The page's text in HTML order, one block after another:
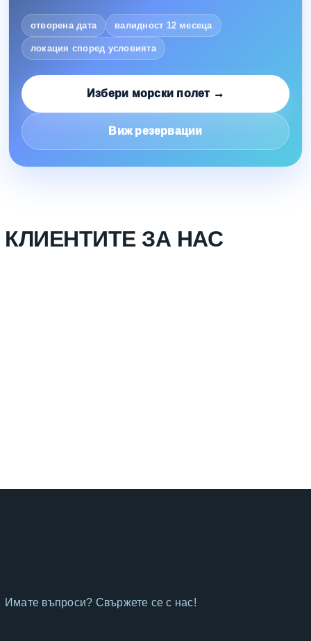
отворена дата валидност 12 месеца
локация според условията
Избери морски полет →
Виж резервации
КЛИЕНТИТЕ ЗА НАС
Имате въпроси? Свържете се с нас!